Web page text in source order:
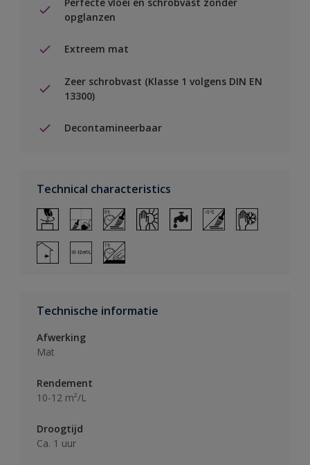
opglanzen
Extreem mat
Zeer schrobvast (Klasse 1 volgens DIN EN
13300)
Decontamineerbaar
Technical characteristics
Technische informatie
Afwerking
Mat
Rendement
10-12 m²/L
Droogtijd
Ca. 1 uur